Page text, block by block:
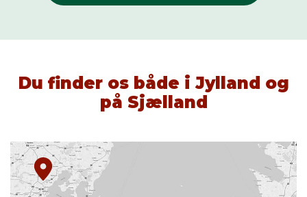
Du finder os både i Jylland og
på Sjælland